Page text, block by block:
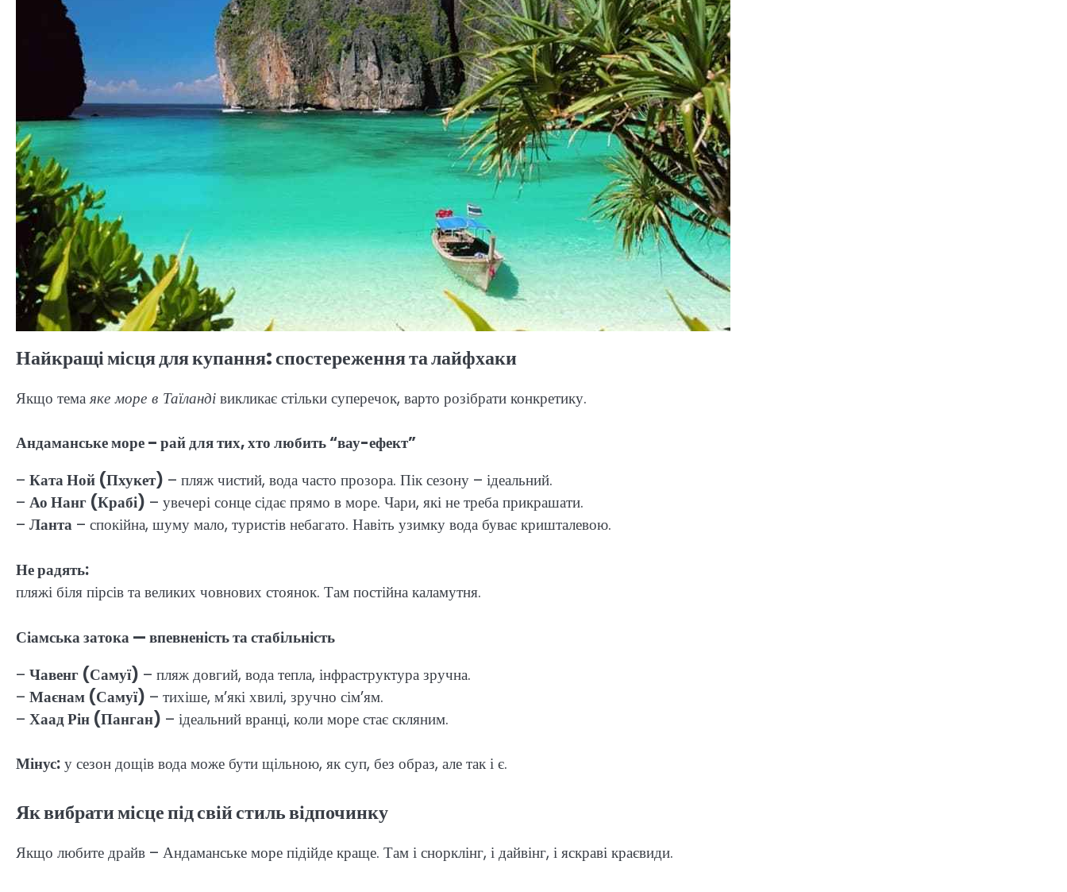
Найкращі місця для купання: спостереження та лайфхаки
Якщо темаяке море в Таїландівикликає стільки суперечок, варто розібрати конкретику.
Андаманське море – рай для тих, хто любить “вау-ефект”
– Ката Ной (Пхукет) – пляж чистий, вода часто прозора. Пік сезону – ідеальний.
– Ао Нанг (Крабі) – увечері сонце сідає прямо в море. Чари, які не треба прикрашати.
– Ланта – спокійна, шуму мало, туристів небагато. Навіть узимку вода буває кришталевою.
Не радять:
пляжі біля пірсів та великих човнових стоянок. Там постійна каламутня.
Сіамська затока — впевненість та стабільність
– Чавенг (Самуї) – пляж довгий, вода тепла, інфраструктура зручна.
– Маєнам (Самуї) – тихіше, м’які хвилі, зручно сім’ям.
– Хаад Рін (Панган) – ідеальний вранці, коли море стає скляним.
Мінус:у сезон дощів вода може бути щільною, як суп, без образ, але так і є.
Як вибрати місце під свій стиль відпочинку
Якщо любите драйв – Андаманське море підійде краще. Там і снорклінг, і дайвінг, і яскраві краєвиди.